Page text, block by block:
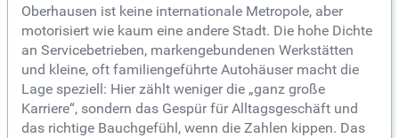
Oberhausen ist keine internationale Metropole, aber
motorisiert wie kaum eine andere Stadt. Die hohe Dichte
an Servicebetrieben, markengebundenen Werkstätten
und kleine, oft familiengeführte Autohäuser macht die
Lage speziell: Hier zählt weniger die „ganz große
Karriere“, sondern das Gespür für Alltagsgeschäft und
das richtige Bauchgefühl, wenn die Zahlen kippen. Das